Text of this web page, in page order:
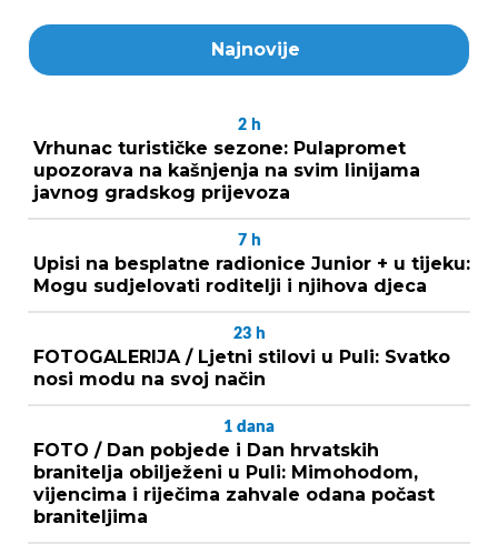
Najnovije
2 h
Vrhunac turističke sezone: Pulapromet
upozorava na kašnjenja na svim linijama
javnog gradskog prijevoza
7 h
Upisi na besplatne radionice Junior + u tijeku:
Mogu sudjelovati roditelji i njihova djeca
23 h
FOTOGALERIJA / Ljetni stilovi u Puli: Svatko
nosi modu na svoj način
1 dana
FOTO / Dan pobjede i Dan hrvatskih
branitelja obilježeni u Puli: Mimohodom,
vijencima i riječima zahvale odana počast
braniteljima